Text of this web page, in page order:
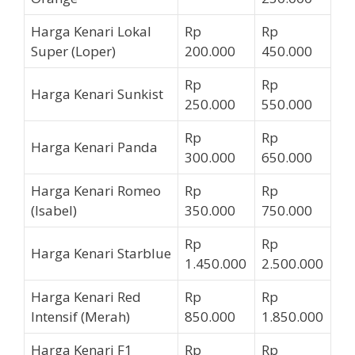
Harga Kenari Lokal
Super (Loper)
Rp
200.000
Rp
450.000
Harga Kenari Sunkist
Rp
250.000
Rp
550.000
Harga Kenari Panda
Rp
300.000
Rp
650.000
Harga Kenari Romeo
(Isabel)
Rp
350.000
Rp
750.000
Harga Kenari Starblue
Rp
1.450.000
Rp
2.500.000
Harga Kenari Red
Intensif (Merah)
Rp
850.000
Rp
1.850.000
Harga Kenari F1
Rp Rp